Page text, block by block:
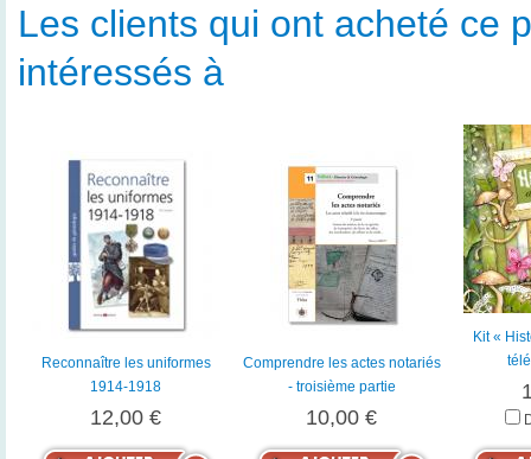
Les clients qui ont acheté ce
intéressés à
Reconnaître les uniformes
1914-1918
12,00 €
Comprendre les actes notariés
- troisième partie
10,00 €
Kit «